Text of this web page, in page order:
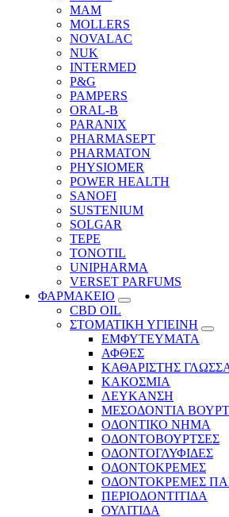
MAM
MOLLERS
NOVALAC
NUK
INTERMED
P&G
PAMPERS
ORAL-B
PARANIX
PHARMASEPT
PHARMATON
PHYSIOMER
POWER HEALTH
SANOFI
SUSTENIUM
SOLGAR
TEPE
TONOTIL
UNIPHARMA
VERSET PARFUMS
ΦΑΡΜΑΚΕΙΟ
CBD OIL
ΣΤΟΜΑΤΙΚΗ ΥΓΙΕΙΝΗ
ΕΜΦΥΤΕΥΜΑΤΑ
ΑΦΘΕΣ
ΚΑΘΑΡΙΣΤΗΣ
ΚΑΚΟΣΜΙΑ
ΛΕΥΚΑΝΣΗ
ΜΕΣΟΔΟΝΤΙΑ
ΟΔΟΝΤΙΚΟ ΝΗΜΑ
ΟΔΟΝΤΟΒΟΥΡΤΣΕΣ
ΟΔΟΝΤΟΓΛΥΦΙΔΕΣ
ΟΔΟΝΤΟΚΡΕΜΕΣ
ΟΔΟΝΤΟΚΡΕΜΕΣ
ΠΕΡΙΟΔΟΝΤΙΤΙΔΑ
ΟΥΛΙΤΙΔΑ